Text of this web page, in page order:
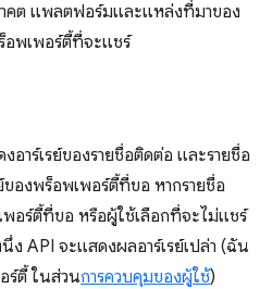
คต แพลตฟอร์มและแหล่งที่มาของ
อพเพอร์ตี้ที่จะแชร์
าร์เรย์ของรายชื่อติดต่อ และรายชื่อ
ของพร็อพเพอร์ตี้ที่ขอ หากรายชื่อ
อร์ตี้ที่ขอ หรือผู้ใช้เลือกที่จะไม่แชร์
API จะแสดงผลอาร์เรย์เปล่า (ฉัน
ร์ตี้ ในส่วนการควบคุมของผู้ใช้)